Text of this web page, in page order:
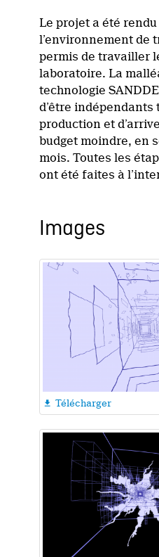
Le projet a été
l’environnement de
permis de travailler
laboratoire. La
technologie
d’être indépendants
production et
budget moindre, en
mois. Toutes les
ont été faites à
Images
 Télécharger